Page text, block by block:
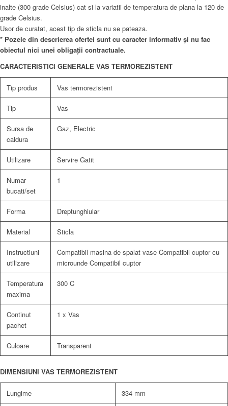
inalte (300 grade Celsius) cat si la variatii de temperatura de plana la 120 de
grade Celsius.
Usor de curatat, acest tip de sticla nu se pateaza.
* Pozele din descrierea ofertei sunt cu caracter informativ și nu fac
obiectul nici unei obligații contractuale.
CARACTERISTICI GENERALE VAS TERMOREZISTENT
Tip produs Vas termorezistent
Tip Vas
Sursa de
caldura
Gaz, Electric
Utilizare Servire Gatit
Numar
bucati/set
1
Forma Dreptunghiular
Material Sticla
Instructiuni
utilizare
Compatibil masina de spalat vase Compatibil cuptor cu
microunde Compatibil cuptor
Temperatura
maxima
300 C
Continut
pachet
1 x Vas
Culoare Transparent
DIMENSIUNI VAS TERMOREZISTENT
Lungime 334 mm